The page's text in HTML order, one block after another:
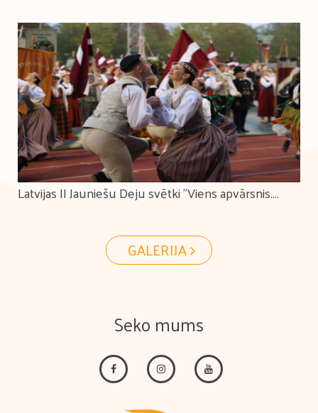
Latvijas II Jauniešu Deju svētki "Viens apvārsnis.
GALERIJA
Seko mums